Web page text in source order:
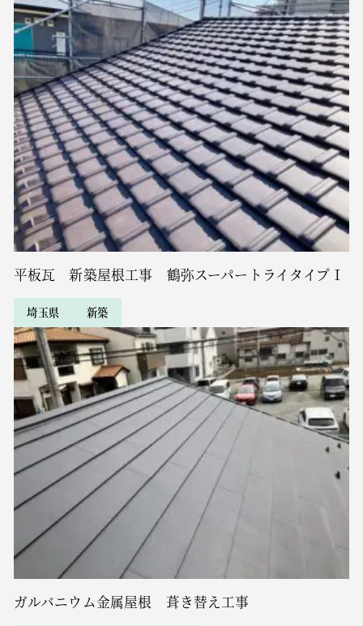
平板瓦 新築屋根工事 鶴弥スーパートライタイプⅠ
埼玉県 新築
ガルバニウム金属屋根 葺き替え工事